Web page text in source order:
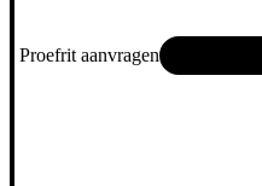
Proefrit aanvragen